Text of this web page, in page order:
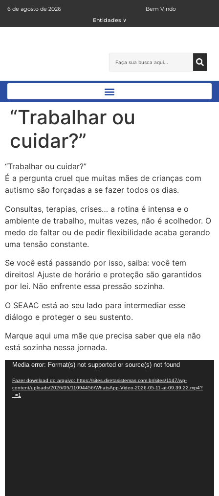
6 de agosto de 2026
Bem Vindo
Entidades ∨
“Trabalhar ou
cuidar?”
“Trabalhar ou cuidar?”
É a pergunta cruel que muitas mães de crianças com
autismo são forçadas a se fazer todos os dias.
Consultas, terapias, crises… a rotina é intensa e o
ambiente de trabalho, muitas vezes, não é acolhedor. O
medo de faltar ou de pedir flexibilidade acaba gerando
uma tensão constante.
Se você está passando por isso, saiba: você tem
direitos! Ajuste de horário e proteção são garantidos
por lei. Não enfrente essa pressão sozinha.
O SEAAC está ao seu lado para intermediar esse
diálogo e proteger o seu sustento.
Marque aqui uma mãe que precisa saber que ela não
está sozinha nessa jornada.
Tocador
de
vídeo
Media error: Format(s) not supported or source(s) not found
Fazer download do arquivo: https://sites.diretasistemas.com.br/sites/1147/wp-
content/uploads/2026/05/11094456/WhatsApp-Video-2026-05-11-at-09.39.22.mp4?
_=1